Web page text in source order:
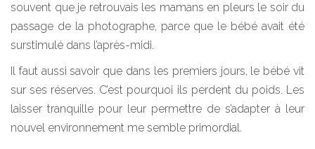
souvent que je retrouvais les mamans en pleurs le soir du
passage de la photographe, parce que le bébé avait été
surstimulé dans l’après-midi.
Il faut aussi savoir que dans les premiers jours, le bébé vit
sur ses réserves. C’est pourquoi ils perdent du poids. Les
laisser tranquille pour leur permettre de s’adapter à leur
nouvel environnement me semble primordial.